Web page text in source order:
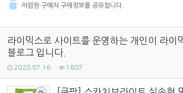
저렴한 구매처 구매정보를 공유합니다.
라이믹스로 사이트를 운영하는 개인이 라이
블로그 입니다.
2020.07.16 1807